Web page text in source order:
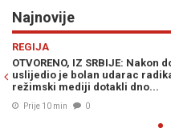
Najnovije
stranke,
NEVJEROVATNE
kantonu vraćeno
presuda...
Prije 23 min